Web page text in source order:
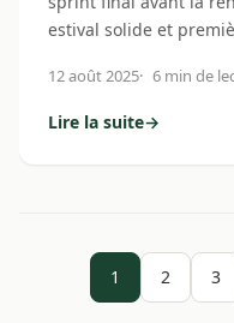
estival solide et
12 août 2025 6 min de
Lire la suite
: Actuweb des
→
1 2 3